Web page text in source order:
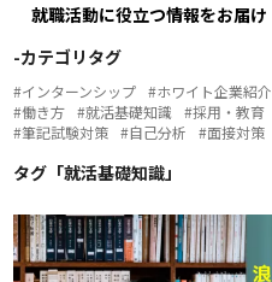
就職活動に役⽴つ情報をお届け
-カテゴリタグ
#インターンシップ #ホワイト企業紹介
#働き方
#就活基礎知識 #採用・教育
#筆記試験対策
#自己分析 #面接対策
タグ「就活基礎知識」